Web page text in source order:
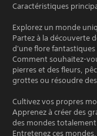
Caractéristiques
Explorez un monde
Partez à la découverte
d'une flore
Comment souhaitez-
pierres et des fleurs,
grottes ou résoudre
Cultivez vos propres
Apprenez à créer des
des mondes
Entretenez ces